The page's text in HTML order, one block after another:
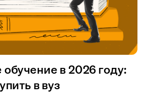
в 2026 году:
в вуз